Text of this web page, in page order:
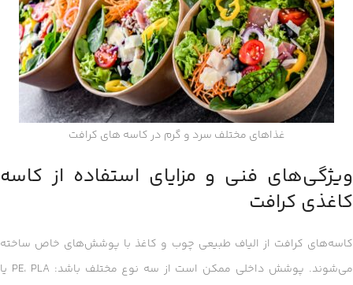
غذاهای مختلف سرد و گرم در کاسه های کرافت
ویژگی‌های فنی و مزایای استفاده از کاسه
کاغذی کرافت
کاسه‌های کرافت از الیاف طبیعی چوب و کاغذ با پوشش‌های خاص ساخته
می‌شوند. پوشش داخلی ممکن است از سه نوع مختلف باشد: PE، PLA یا